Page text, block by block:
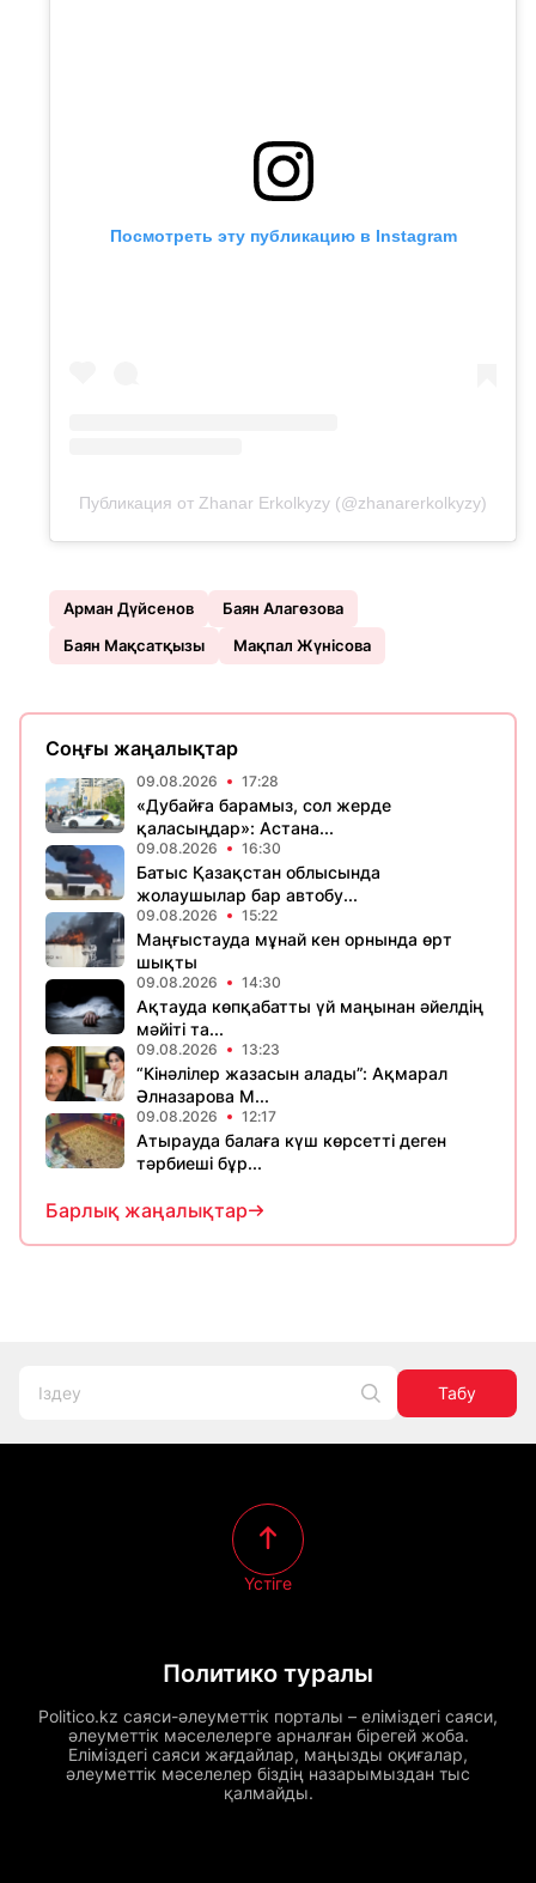
Посмотреть эту публикацию в Instagram
Публикация от Zhanar Erkolkyzy (@zhanarerkolkyzy)
Арман Дүйсенов
Баян Алагөзова
Баян Мақсатқызы
Мақпал Жүнісова
Соңғы жаңалықтар
09.08.2026 17:28
«Дубайға барамыз, сол жерде
қаласыңдар»: Астана...
09.08.2026 16:30
Батыс Қазақстан облысында
жолаушылар бар автобу...
09.08.2026 15:22
Маңғыстауда мұнай кен орнында өрт
шықты
09.08.2026 14:30
Ақтауда көпқабатты үй маңынан әйелдің
мәйіті та...
09.08.2026 13:23
“Кінәлілер жазасын алады”: Ақмарал
Әлназарова М...
09.08.2026 12:17
Атырауда балаға күш көрсетті деген
тәрбиеші бұр...
Барлық жаңалықтар
Табу
Политико туралы
Politico.kz саяси-әлеуметтік порталы – еліміздегі саяси,
әлеуметтік мәселелерге арналған бірегей жоба.
Еліміздегі саяси жағдайлар, маңызды оқиғалар,
әлеуметтік мәселелер біздің назарымыздан тыс
қалмайды.
Үстіге